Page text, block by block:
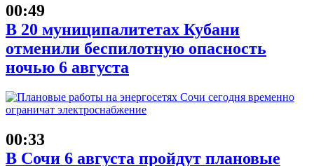
00:49
В 20 муниципалитетах Кубани
отменили беспилотную опасность
ночью 6 августа
00:33
В Сочи 6 августа пройдут плановые